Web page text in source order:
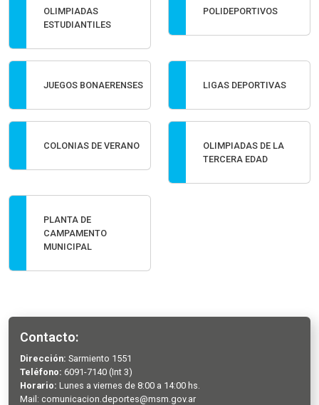
OLIMPIADAS
ESTUDIANTILES
POLIDEPORTIVOS
JUEGOS BONAERENSES LIGAS DEPORTIVAS
COLONIAS DE VERANO
OLIMPIADAS DE LA
TERCERA EDAD
PLANTA DE
CAMPAMENTO
MUNICIPAL
Contacto:
Dirección: Sarmiento 1551
Teléfono: 6091-7140 (Int 3)
Horario: Lunes a viernes de 8:00 a 14:00 hs.
Mail: comunicacion.deportes@msm.gov.ar